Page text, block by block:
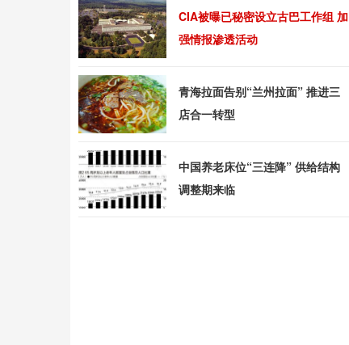
CIA被曝已秘密设立古巴工作组 加
强情报渗透活动
青海拉面告别“兰州拉面” 推进三
店合一转型
中国养老床位“三连降” 供给结构
调整期来临